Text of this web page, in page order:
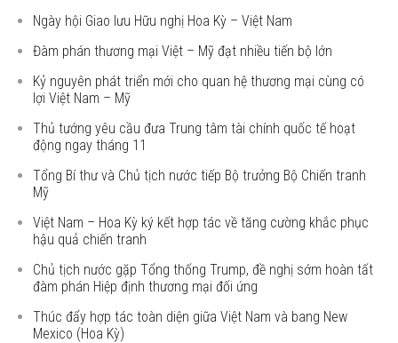
Ngày hội Giao lưu Hữu nghị Hoa Kỳ – Việt Nam
Đàm phán thương mại Việt – Mỹ đạt nhiều tiến bộ lớn
Kỷ nguyên phát triển mới cho quan hệ thương mại cùng có
lợi Việt Nam – Mỹ
Thủ tướng yêu cầu đưa Trung tâm tài chính quốc tế hoạt
động ngay tháng 11
Tổng Bí thư và Chủ tịch nước tiếp Bộ trưởng Bộ Chiến tranh
Mỹ
Việt Nam – Hoa Kỳ ký kết hợp tác về tăng cường khắc phục
hậu quả chiến tranh
Chủ tịch nước gặp Tổng thống Trump, đề nghị sớm hoàn tất
đàm phán Hiệp định thương mại đối ứng
Thúc đẩy hợp tác toàn diện giữa Việt Nam và bang New
Mexico (Hoa Kỳ)